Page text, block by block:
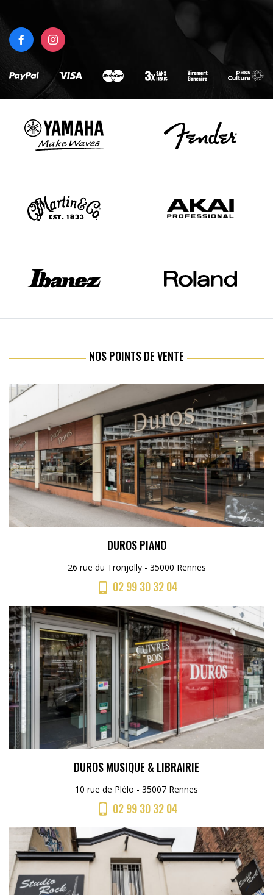
FACEBOOKINSTAGRAM
NOS POINTS DE VENTE
DUROS PIANO
26 rue du Tronjolly - 35000 Rennes
02 99 30 32 04
DUROS MUSIQUE & LIBRAIRIE
10 rue de Plélo - 35007 Rennes
02 99 30 32 04